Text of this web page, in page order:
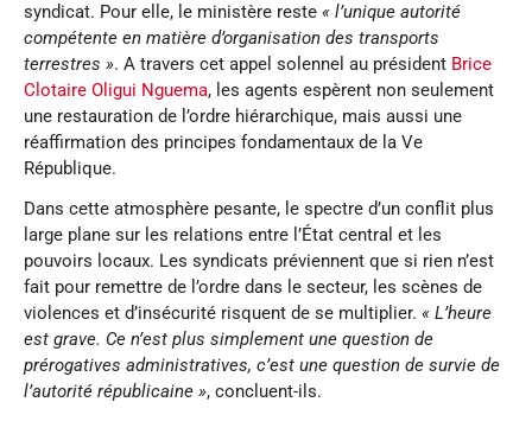
syndicat. Pour elle, le ministère reste « l’unique autorité
compétente en matière d’organisation des transports
terrestres ». A travers cet appel solennel au président Brice
Clotaire Oligui Nguema, les agents espèrent non seulement
une restauration de l’ordre hiérarchique, mais aussi une
réaffirmation des principes fondamentaux de la Ve
République.
Dans cette atmosphère pesante, le spectre d’un conflit plus
large plane sur les relations entre l’État central et les
pouvoirs locaux. Les syndicats préviennent que si rien n’est
fait pour remettre de l’ordre dans le secteur, les scènes de
violences et d’insécurité risquent de se multiplier. « L’heure
est grave. Ce n’est plus simplement une question de
prérogatives administratives, c’est une question de survie de
l’autorité républicaine », concluent-ils.